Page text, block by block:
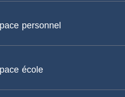
personnel
école